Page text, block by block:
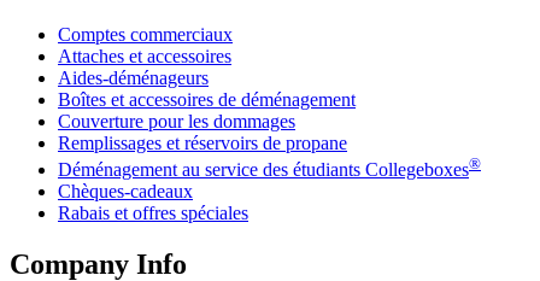
Comptes commerciaux
Attaches et accessoires
Aides-déménageurs
Boîtes et accessoires de déménagement
Couverture pour les dommages
Remplissages et réservoirs de propane
Déménagement au service des étudiants Collegeboxes®
Chèques-cadeaux
Rabais et offres spéciales
Company Info